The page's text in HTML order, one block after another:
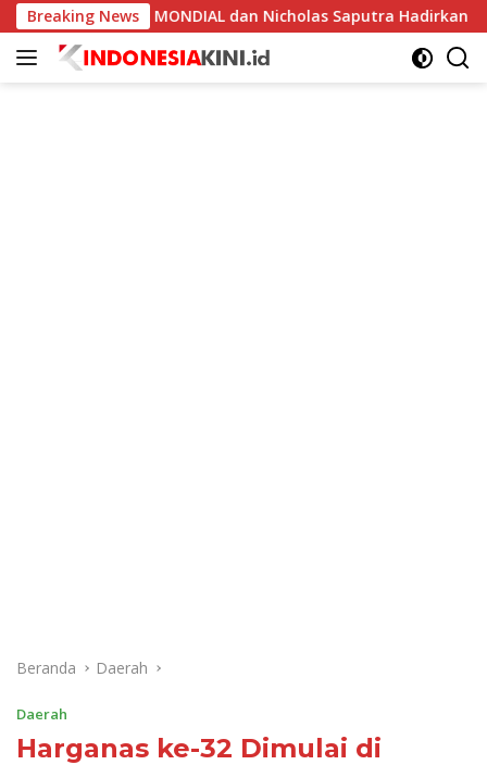
Langsung
ke
konten
Breaking News
Kolaborasi MONDIAL dan Nicholas Saputra Hadirkan Koleksi
Beranda Daerah
Daerah
Harganas ke-32 Dimulai di